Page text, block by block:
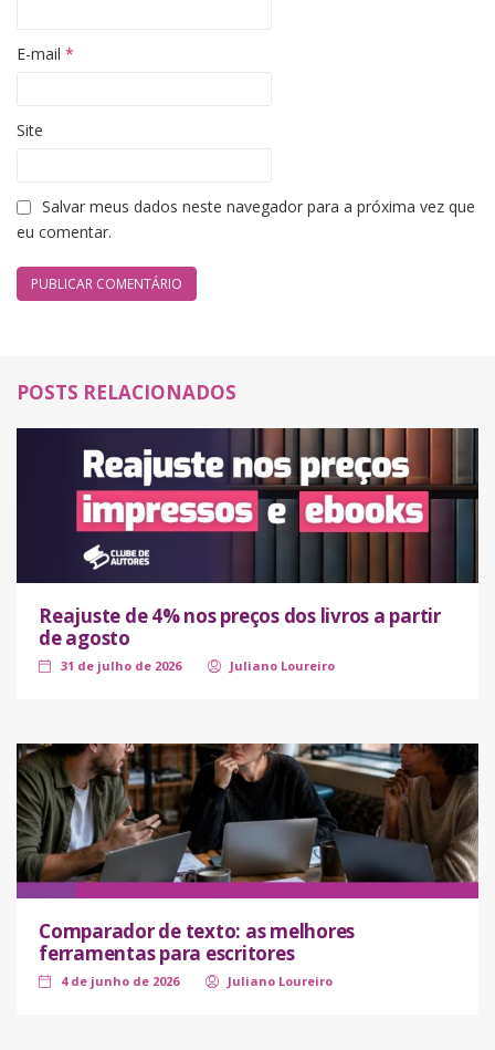
E-mail *
Site
Salvar meus dados neste navegador para a próxima vez que
eu comentar.
POSTS RELACIONADOS
Reajuste de 4% nos preços dos livros a partir
de agosto
31 de julho de 2026 Juliano Loureiro
Comparador de texto: as melhores
ferramentas para escritores
4 de junho de 2026 Juliano Loureiro